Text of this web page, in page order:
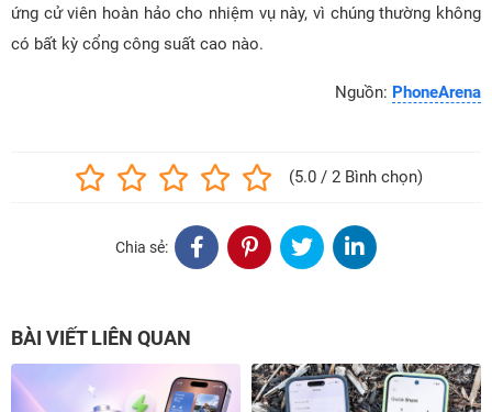
ứng cử viên hoàn hảo cho nhiệm vụ này, vì chúng thường không
có bất kỳ cổng công suất cao nào.
Nguồn: PhoneArena
(5.0 / 2 Bình chọn)
Chia sẻ:
BÀI VIẾT LIÊN QUAN